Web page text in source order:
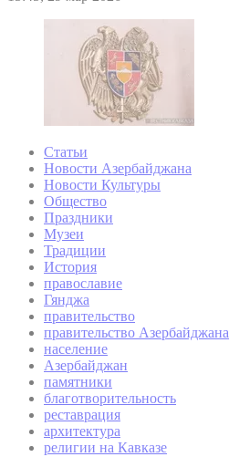
Статьи
Новости Азербайджана
Новости Культуры
Общество
Праздники
Музеи
Традиции
История
православие
Гянджа
правительство
правительство Азербайджана
население
Азербайджан
памятники
благотворительность
реставрация
архитектура
религии на Кавказе